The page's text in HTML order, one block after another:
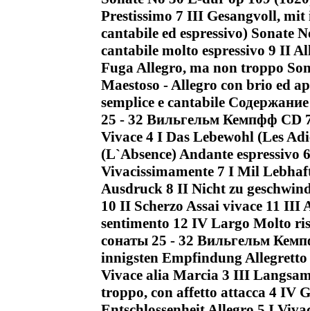
Prestissimo 7 III Gesangvoll,
cantabile ed espressivo) Sonate
cantabile molto espressivo 9 II
Fuga Allegro, ma non troppo
Maestoso - Allegro con brio ed
semplice e cantabile
25 - 32 Вильгельм Кемпфф CD
Vivace 4 I Das Lebewohl (Les
(L`Absence) Andante
Vivacissimamente 7 I Mil
Ausdruck 8 II Nicht zu
10 II Scherzo Assai vivace 11 III
sentimento 12 IV Largo Molto
сонаты 25 - 32 Вильгельм
innigsten Empfindung
Vivace alia Marcia 3 III
troppo, con affetto attacca 4 IV